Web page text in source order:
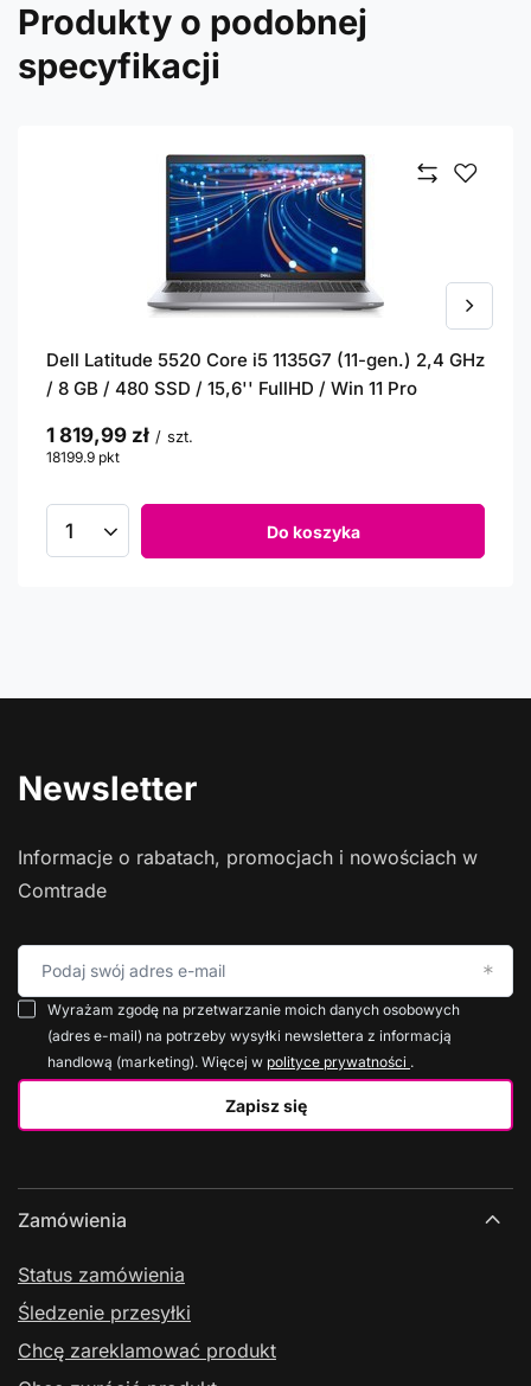
Produkty o podobnej
specyfikacji
Dell Latitude 5520 Core i5 1135G7 (11-gen.) 2,4 GHz
/ 8 GB / 480 SSD / 15,6'' FullHD / Win 11 Pro
1 819,99 zł / szt.
18199.9 pkt
Do koszyka
Newsletter
Informacje o rabatach, promocjach i nowościach w
Comtrade
Podaj swój adres e-mail
Zapisz się
Wyrażam zgodę na przetwarzanie moich danych osobowych
(adres e-mail) na potrzeby wysyłki newslettera z informacją
handlową (marketing). Więcej w polityce prywatności .
Zamówienia
Status zamówienia
Śledzenie przesyłki
Chcę zareklamować produkt